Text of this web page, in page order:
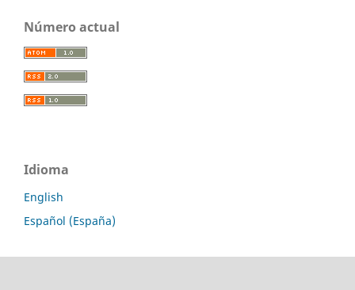
Número actual
Idioma
English
Español (España)